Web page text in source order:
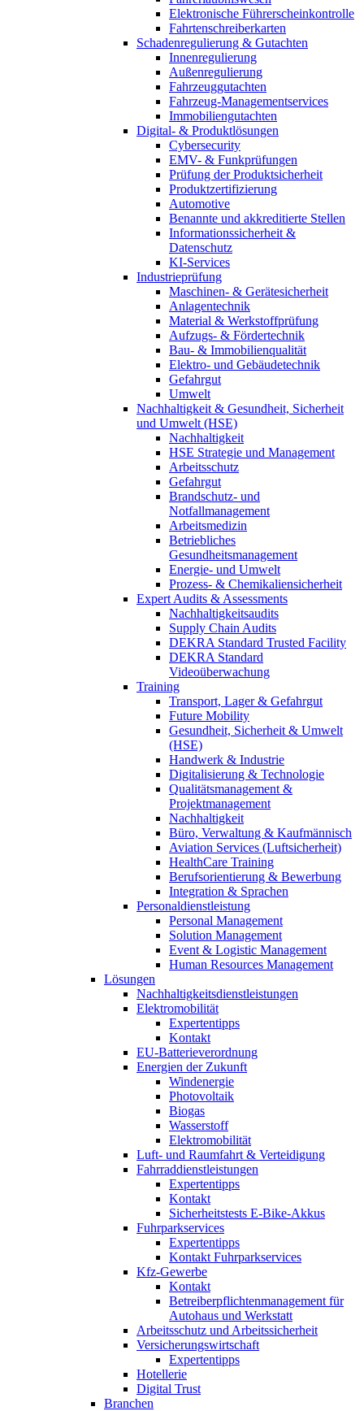
Elektronische Führerscheinkontrolle
Fahrtenschreiberkarten
Schadenregulierung & Gutachten
Innenregulierung
Außenregulierung
Fahrzeuggutachten
Fahrzeug-Managementservices
Immobiliengutachten
Digital- & Produktlösungen
Cybersecurity
EMV- & Funkprüfungen
Prüfung der Produktsicherheit
Produktzertifizierung
Automotive
Benannte und akkreditierte Stellen
Informationssicherheit &
Datenschutz
KI-Services
Industrieprüfung
Maschinen- & Gerätesicherheit
Anlagentechnik
Material & Werkstoffprüfung
Aufzugs- & Fördertechnik
Bau- & Immobilienqualität
Elektro- und Gebäudetechnik
Gefahrgut
Umwelt
Nachhaltigkeit & Gesundheit, Sicherheit
und Umwelt (HSE)
Nachhaltigkeit
HSE Strategie und Management
Arbeitsschutz
Gefahrgut
Brandschutz- und
Notfallmanagement
Arbeitsmedizin
Betriebliches
Gesundheitsmanagement
Energie- und Umwelt
Prozess- & Chemikaliensicherheit
Expert Audits & Assessments
Nachhaltigkeitsaudits
Supply Chain Audits
DEKRA Standard Trusted Facility
DEKRA Standard
Videoüberwachung
Training
Transport, Lager & Gefahrgut
Future Mobility
Gesundheit, Sicherheit & Umwelt
(HSE)
Handwerk & Industrie
Digitalisierung & Technologie
Qualitätsmanagement &
Projektmanagement
Nachhaltigkeit
Büro, Verwaltung & Kaufmännisch
Aviation Services (Luftsicherheit)
HealthCare Training
Berufsorientierung & Bewerbung
Integration & Sprachen
Personaldienstleistung
Personal Management
Solution Management
Event & Logistic Management
Human Resources Management
Lösungen
Nachhaltigkeitsdienstleistungen
Elektromobilität
Expertentipps
Kontakt
EU-Batterieverordnung
Energien der Zukunft
Windenergie
Photovoltaik
Biogas
Wasserstoff
Elektromobilität
Luft- und Raumfahrt & Verteidigung
Fahrraddienstleistungen
Expertentipps
Kontakt
Sicherheitstests E-Bike-Akkus
Fuhrparkservices
Expertentipps
Kontakt Fuhrparkservices
Kfz-Gewerbe
Kontakt
Betreiberpflichtenmanagement für
Autohaus und Werkstatt
Arbeitsschutz und Arbeitssicherheit
Versicherungswirtschaft
Expertentipps
Hotellerie
Digital Trust
Branchen